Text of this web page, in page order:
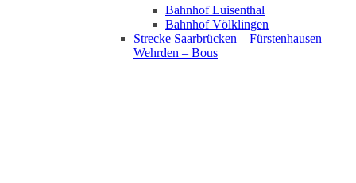
Bahnhof Luisenthal
Bahnhof Völklingen
Strecke Saarbrücken – Fürstenhausen –
Wehrden – Bous